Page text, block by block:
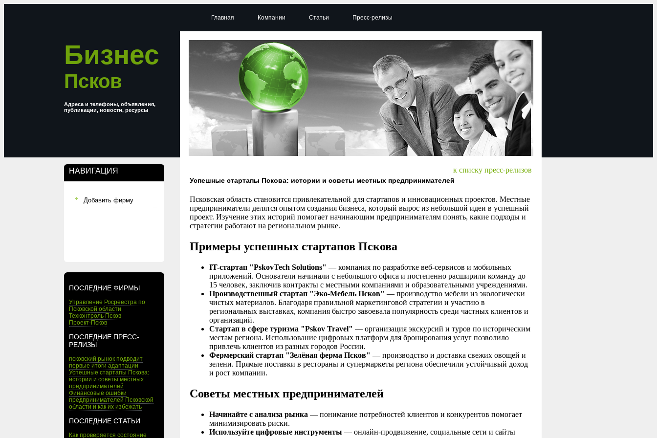
Бизнес
Псков
Адреса и телефоны, объявления,
публикации, новости, ресурсы
НАВИГАЦИЯ
Добавить фирму
ПОСЛЕДНИЕ ФИРМЫ
Управление Росреестра по
Псковской области
Техконтроль Псков
Проект-Псков
ПОСЛЕДНИЕ ПРЕСС-
РЕЛИЗЫ
псковский рынок подводит
первые итоги адаптации
Успешные стартапы Пскова:
истории и советы местных
предпринимателей
Финансовые ошибки
предпринимателей Псковской
области и как их избежать
ПОСЛЕДНИЕ СТАТЬИ
Как проверяется состояние
Главная Компании Статьи Пресс-релизы
к списку пресс-релизов
Успешные стартапы Пскова: истории и советы местных предпринимателей
Псковская область становится привлекательной для стартапов и инновационных проектов. Местные
предприниматели делятся опытом создания бизнеса, который вырос из небольшой идеи в успешный
проект. Изучение этих историй помогает начинающим предпринимателям понять, какие подходы и
стратегии работают на региональном рынке.
Примеры успешных стартапов Пскова
IT-стартап "PskovTech Solutions" — компания по разработке веб-сервисов и мобильных
приложений. Основатели начинали с небольшого офиса и постепенно расширили команду до
15 человек, заключив контракты с местными компаниями и образовательными учреждениями.
Производственный стартап "Эко-Мебель Псков" — производство мебели из экологически
чистых материалов. Благодаря правильной маркетинговой стратегии и участию в
региональных выставках, компания быстро завоевала популярность среди частных клиентов и
организаций.
Стартап в сфере туризма "Pskov Travel" — организация экскурсий и туров по историческим
местам региона. Использование цифровых платформ для бронирования услуг позволило
привлечь клиентов из разных городов России.
Фермерский стартап "Зелёная ферма Псков" — производство и доставка свежих овощей и
зелени. Прямые поставки в рестораны и супермаркеты региона обеспечили устойчивый доход
и рост компании.
Советы местных предпринимателей
Начинайте с анализа рынка — понимание потребностей клиентов и конкурентов помогает
минимизировать риски.
Используйте цифровые инструменты — онлайн-продвижение, социальные сети и сайты